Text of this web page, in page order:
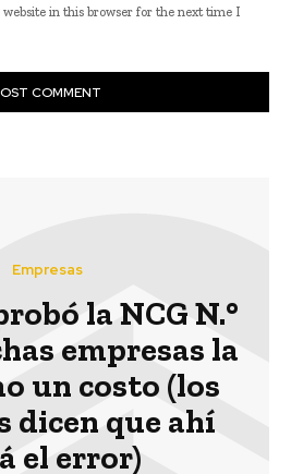
website in this browser for the next time I